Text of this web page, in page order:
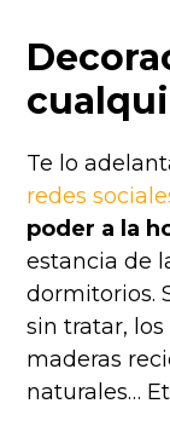
Te lo
redes
poder a la
estancia de
dormitorios.
sin tratar,
maderas
naturales…